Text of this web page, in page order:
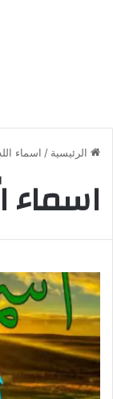
الرئيسية / اسماء
اسماء